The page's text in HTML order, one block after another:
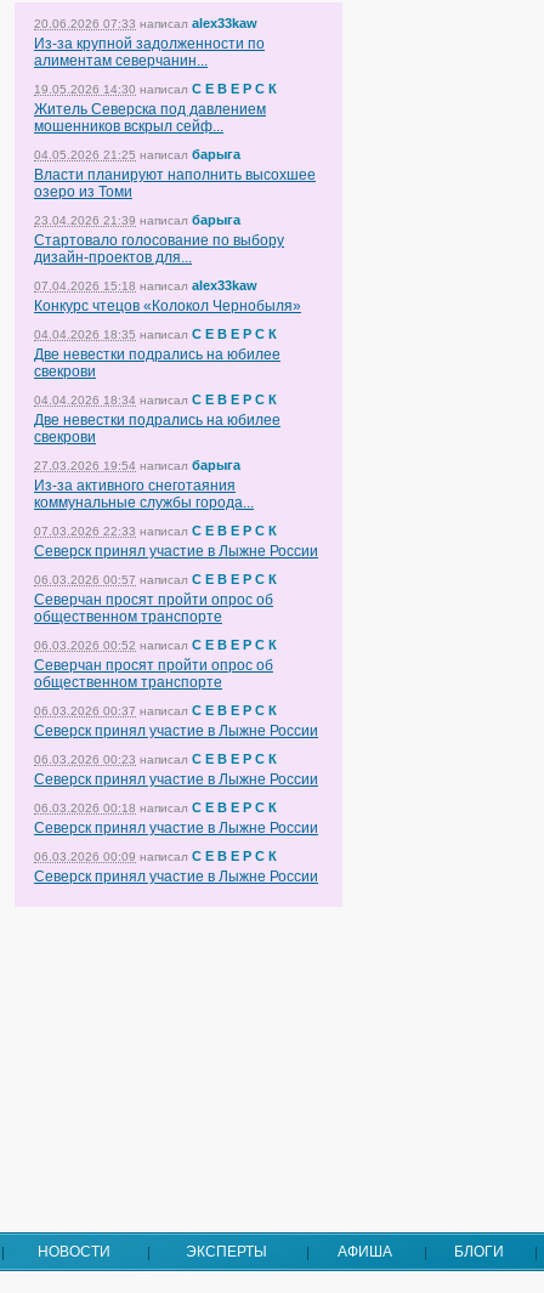
20.06.2026 07:33 написал alex33kaw
Из-за крупной задолженности по
алиментам северчанин...
19.05.2026 14:30 написал С Е В Е Р С К
Житель Северска под давлением
мошенников вскрыл сейф...
04.05.2026 21:25 написал барыга
Власти планируют наполнить высохшее
озеро из Томи
23.04.2026 21:39 написал барыга
Стартовало голосование по выбору
дизайн-проектов для...
07.04.2026 15:18 написал alex33kaw
Конкурс чтецов «Колокол Чернобыля»
04.04.2026 18:35 написал С Е В Е Р С К
Две невестки подрались на юбилее
свекрови
04.04.2026 18:34 написал С Е В Е Р С К
Две невестки подрались на юбилее
свекрови
27.03.2026 19:54 написал барыга
Из-за активного снеготаяния
коммунальные службы города...
07.03.2026 22:33 написал С Е В Е Р С К
Северск принял участие в Лыжне России
06.03.2026 00:57 написал С Е В Е Р С К
Северчан просят пройти опрос об
общественном транспорте
06.03.2026 00:52 написал С Е В Е Р С К
Северчан просят пройти опрос об
общественном транспорте
06.03.2026 00:37 написал С Е В Е Р С К
Северск принял участие в Лыжне России
06.03.2026 00:23 написал С Е В Е Р С К
Северск принял участие в Лыжне России
06.03.2026 00:18 написал С Е В Е Р С К
Северск принял участие в Лыжне России
06.03.2026 00:09 написал С Е В Е Р С К
Северск принял участие в Лыжне России
НОВОСТИ ЭКСПЕРТЫ АФИША БЛОГИ